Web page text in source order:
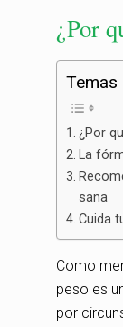
¿Por
Temas
¿Por
La
sana
Cuida
Como
peso es
por